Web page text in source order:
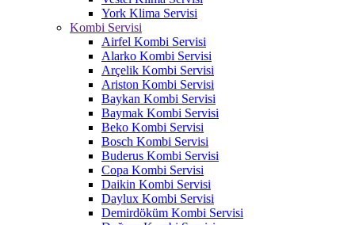
York Klima Servisi
Kombi Servisi
Airfel Kombi Servisi
Alarko Kombi Servisi
Arçelik Kombi Servisi
Ariston Kombi Servisi
Baykan Kombi Servisi
Baymak Kombi Servisi
Beko Kombi Servisi
Bosch Kombi Servisi
Buderus Kombi Servisi
Copa Kombi Servisi
Daikin Kombi Servisi
Daylux Kombi Servisi
Demirdöküm Kombi Servisi